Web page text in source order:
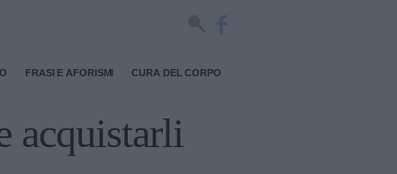
FRASI E AFORISMI CURA DEL CORPO
acquistarli